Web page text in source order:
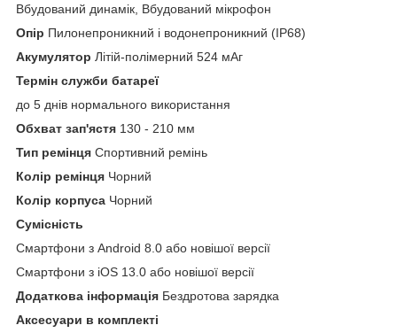
Вбудований динамік, Вбудований мікрофон
Опір Пилонепроникний і водонепроникний (IP68)
Акумулятор Літій-полімерний 524 мАг
Термін служби батареї
до 5 днів нормального використання
Обхват зап'ястя 130 - 210 мм
Тип ремінця Спортивний ремінь
Колір ремінця Чорний
Колір корпуса Чорний
Сумісність
Смартфони з Android 8.0 або новішої версії
Смартфони з iOS 13.0 або новішої версії
Додаткова інформація Бездротова зарядка
Аксесуари в комплекті